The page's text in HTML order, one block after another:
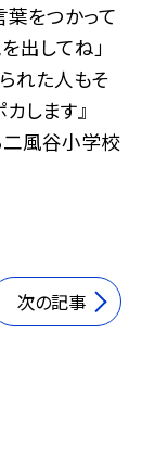
葉をつかって
出してね」
れた人もそ
します』
二風谷小学校
次の記事